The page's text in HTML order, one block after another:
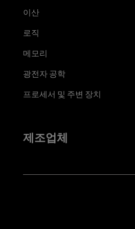
이산
로직
메모리
광전자 공학
프로세서 및 주변 장치
제조업체